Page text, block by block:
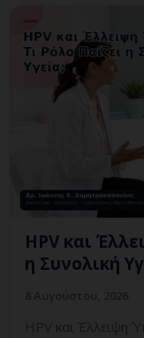
HPV και
η Συνολική
HPV και Έλλειψη